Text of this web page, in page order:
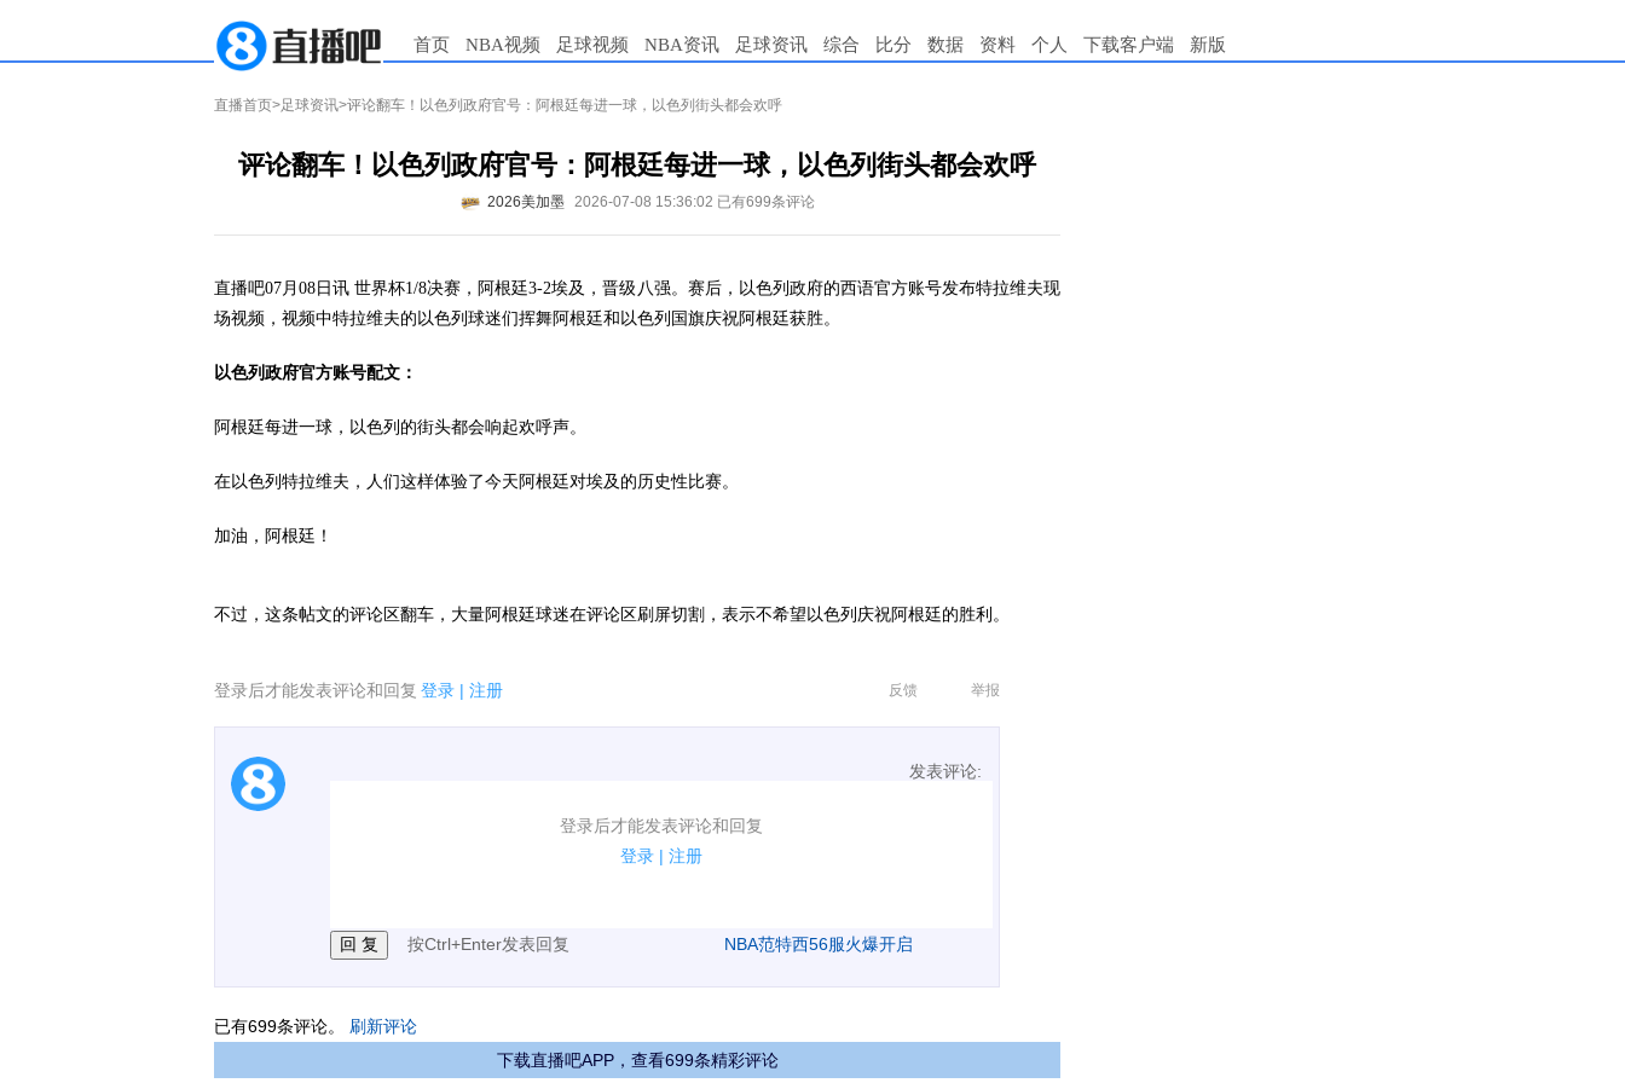
首页 NBA视频 足球视频 NBA资讯 足球资讯 综合 比分 数据 资料 个人 下载客户端 新版
直播首页>足球资讯>评论翻车！以色列政府官号：阿根廷每进一球，以色列街头都会欢呼
评论翻车！以色列政府官号：阿根廷每进一球，以色列街头都会欢呼
2026美加墨 2026-07-08 15:36:02 已有699条评论
直播吧07月08日讯 世界杯1/8决赛，阿根廷3-2埃及，晋级八强。赛后，以色列政府的西语官方账号发布特拉维夫现
场视频，视频中特拉维夫的以色列球迷们挥舞阿根廷和以色列国旗庆祝阿根廷获胜。
以色列政府官方账号配文：
阿根廷每进一球，以色列的街头都会响起欢呼声。
在以色列特拉维夫，人们这样体验了今天阿根廷对埃及的历史性比赛。
加油，阿根廷！
不过，这条帖文的评论区翻车，大量阿根廷球迷在评论区刷屏切割，表示不希望以色列庆祝阿根廷的胜利。
登录后才能发表评论和回复 登录 | 注册 反馈 举报
发表评论:
登录后才能发表评论和回复
登录 | 注册
1.电脑端新用户可以发表评论了！
按Ctrl+Enter发表回复 NBA范特西56服火爆开启
已有699条评论。 刷新评论
下载直播吧APP，查看699条精彩评论